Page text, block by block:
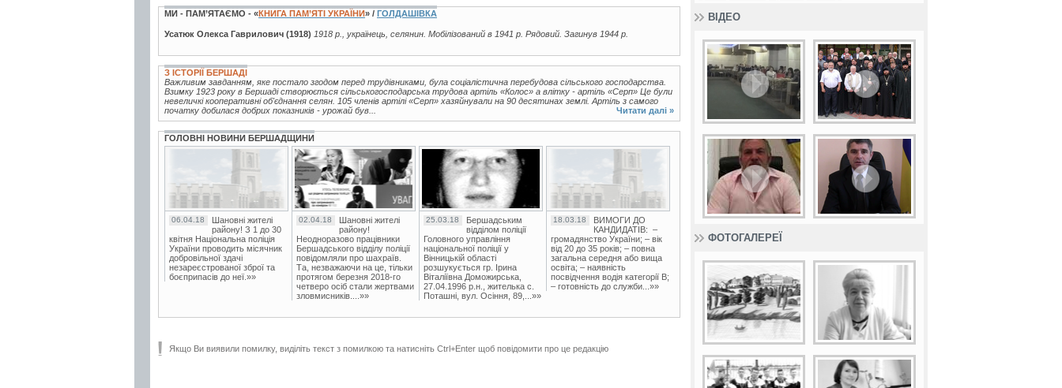
МИ - ПАМ’ЯТАЄМО - «КНИГА ПАМ’ЯТІ УКРАЇНИ» / ГОЛДАШІВКА
Усатюк Олекса Гаврилович (1918) 1918 р., українець, селянин. Мобілізований в 1941 р. Рядовий. Загинув 1944 р.
З ІСТОРІЇ БЕРШАДІ
Важливим завданням, яке постало згодом перед трудівниками, була соціалістична перебудова сільського господарства.
Взимку 1923 року в Бершаді створюється сільськогосподарська трудова артіль «Колос» а влітку - артіль «Серп» Це були
невеличкі кооперативні об'єднання селян. 105 членів артілі «Серп» хазяйнували на 90 десятинах землі. Артіль з самого
початку добилася добрих показників - урожай був...
Читати далі »
ГОЛОВНІ НОВИНИ БЕРШАДЩИНИ
06.04.18
Шановні жителі
району! З 1 до 30
квітня Національна поліція
України проводить місячник
добровільної здачі
незареєстрованої зброї та
боєприпасів до неї.»»
02.04.18
Шановні жителі
району!
Неодноразово працівники
Бершадського відділу поліції
повідомляли про шахраїв.
Та, незважаючи на це, тільки
протягом березня 2018-го
четверо осіб стали жертвами
зловмисників....»»
25.03.18
Бершадським
відділом поліції
Головного управління
національної поліції у
Вінницькій області
розшукується гр. Ірина
Віталіївна Доможирська,
27.04.1996 р.н., жителька с.
Поташні, вул. Осіння, 89,...»»
18.03.18
ВИМОГИ ДО
КАНДИДАТІВ: –
громадянство України; – вік
від 20 до 35 років; – повна
загальна середня або вища
освіта; – наявність
посвідчення водія категорії В;
– готовність до служби...»»
Якщо Ви виявили помилку, виділіть текст з помилкою та натисніть Ctrl+Enter щоб повідомити про це редакцію
ВІДЕО
ФОТОГАЛЕРЕЇ